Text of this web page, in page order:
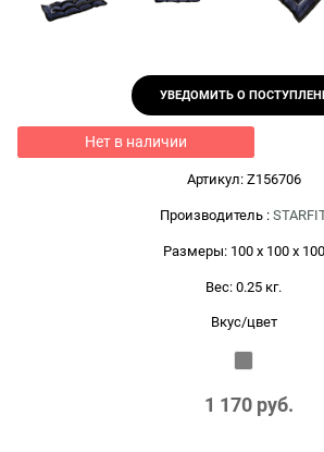
УВЕДОМИТЬ О
Нет в наличии
Артикул: Z156706
Производитель :
Размеры: 100 x 100 x 100
Вес: 0.25 кг.
Вкус/цвет
1 170 руб.